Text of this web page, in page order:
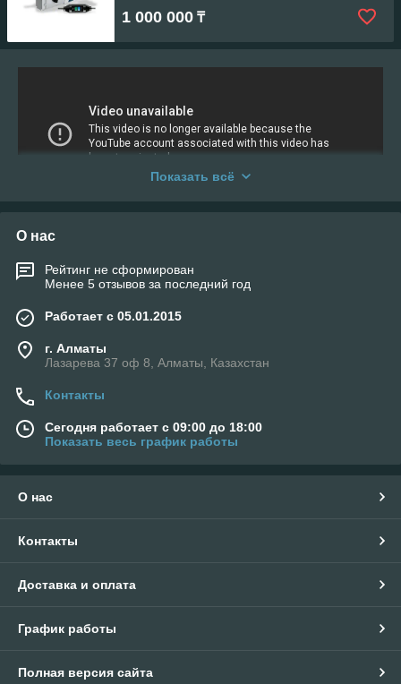
1 000 000 ₸
Показать всё
О нас
Рейтинг не сформирован
Менее 5 отзывов за последний год
Работает с 05.01.2015
г. Алматы
Лазарева 37 оф 8, Алматы, Казахстан
Контакты
Сегодня работает с 09:00 до 18:00
Показать весь график работы
О нас
Контакты
Доставка и оплата
График работы
Полная версия сайта